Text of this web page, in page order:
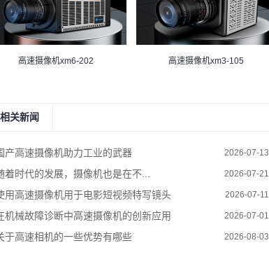
高速摄像机xm6-202 高速摄像机xm3-105
相关新闻
产高速摄像机助力工业的武器 2026-07-13
着时代的发展，摄像机也是在不... 2026-07-21
用高速摄像机用于电影短视频特写镜头 2026-07-11
机械故障诊断中高速摄像机的创新应用 2026-07-01
于高速相机的一些优势有哪些 2026-08-03